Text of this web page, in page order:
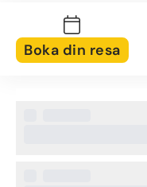
Boka din resa